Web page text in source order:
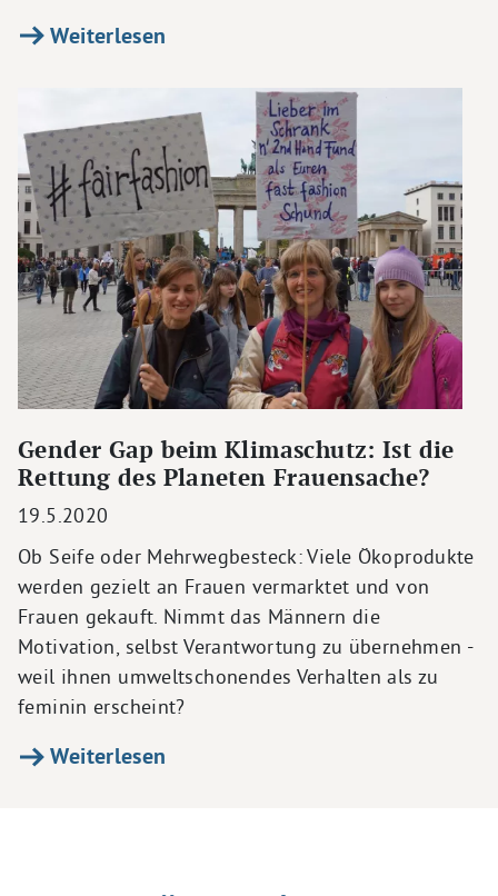
Weiterlesen
Gender Gap beim Klimaschutz: Ist die
Rettung des Planeten Frauensache?
19.5.2020
Ob Seife oder Mehrwegbesteck: Viele Ökoprodukte
werden gezielt an Frauen vermarktet und von
Frauen gekauft. Nimmt das Männern die
Motivation, selbst Verantwortung zu übernehmen -
weil ihnen umweltschonendes Verhalten als zu
feminin erscheint?
Weiterlesen